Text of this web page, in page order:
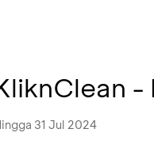
-
31 Jul 2024